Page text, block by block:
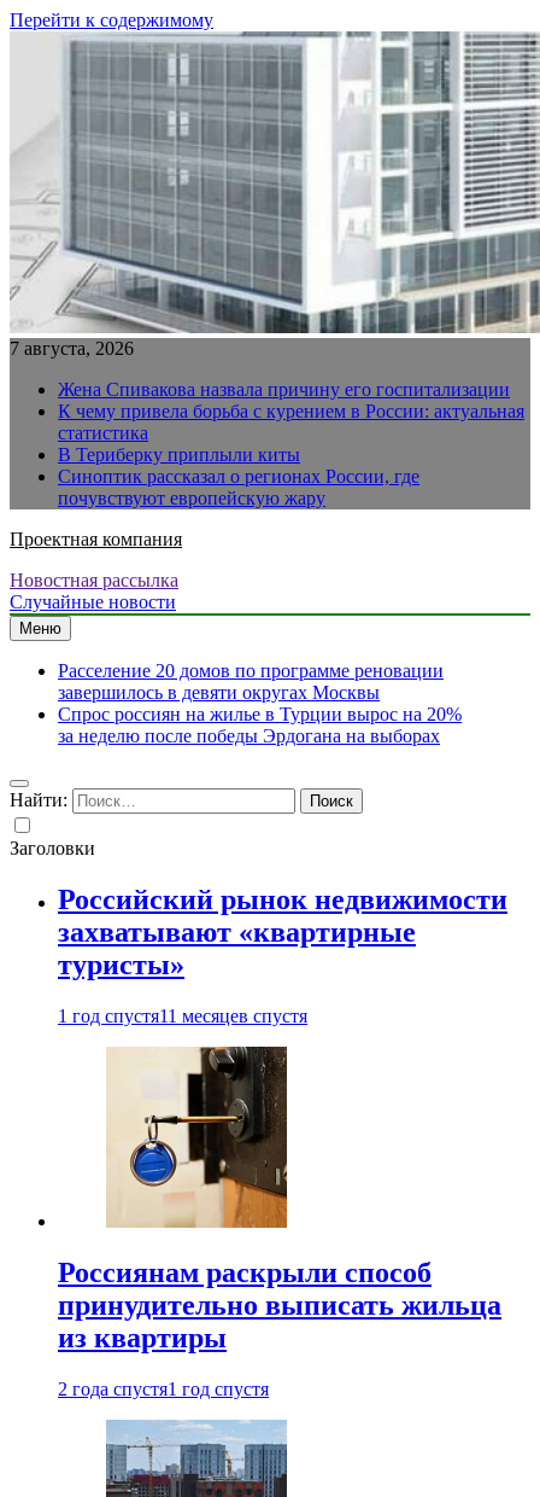
Перейти к содержимому
7 августа, 2026
Жена Спивакова назвала причину его госпитализации
К чему привела борьба с курением в России: актуальная
статистика
В Териберку приплыли киты
Синоптик рассказал о регионах России, где
почувствуют европейскую жару
Проектная компания
Новостная рассылка
Случайные новости
Меню
Расселение 20 домов по программе реновации
завершилось в девяти округах Москвы
Спрос россиян на жилье в Турции вырос на 20%
за неделю после победы Эрдогана на выборах
Найти:
Заголовки
Российский рынок недвижимости
захватывают «квартирные
туристы»
1 год спустя11 месяцев спустя
Россиянам раскрыли способ
принудительно выписать жильца
из квартиры
2 года спустя1 год спустя